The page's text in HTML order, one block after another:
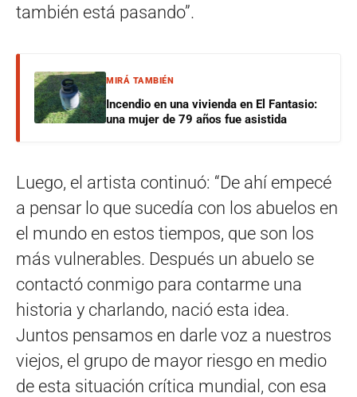
también está pasando”.
MIRÁ TAMBIÉN
Incendio en una vivienda en El Fantasio:
una mujer de 79 años fue asistida
Luego, el artista continuó: “De ahí empecé
a pensar lo que sucedía con los abuelos en
el mundo en estos tiempos, que son los
más vulnerables. Después un abuelo se
contactó conmigo para contarme una
historia y charlando, nació esta idea.
Juntos pensamos en darle voz a nuestros
viejos, el grupo de mayor riesgo en medio
de esta situación crítica mundial, con esa